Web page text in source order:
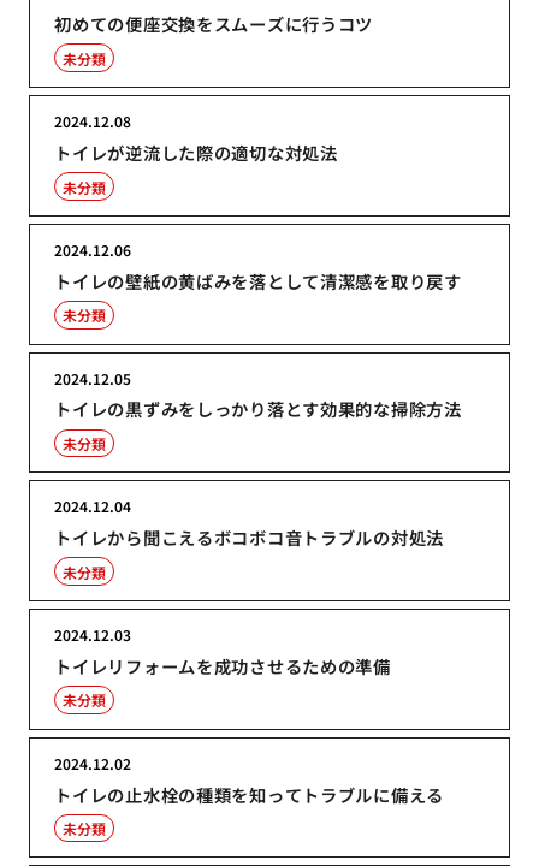
初めての便座交換をスムーズに行うコツ
未分類
トイレが逆流した際の適切な対処法
2024.12.08
未分類
トイレの壁紙の黄ばみを落として清潔感を取り戻す
2024.12.06
未分類
トイレの黒ずみをしっかり落とす効果的な掃除方法
2024.12.05
未分類
トイレから聞こえるボコボコ音トラブルの対処法
2024.12.04
未分類
トイレリフォームを成功させるための準備
2024.12.03
未分類
トイレの止水栓の種類を知ってトラブルに備える
2024.12.02
未分類